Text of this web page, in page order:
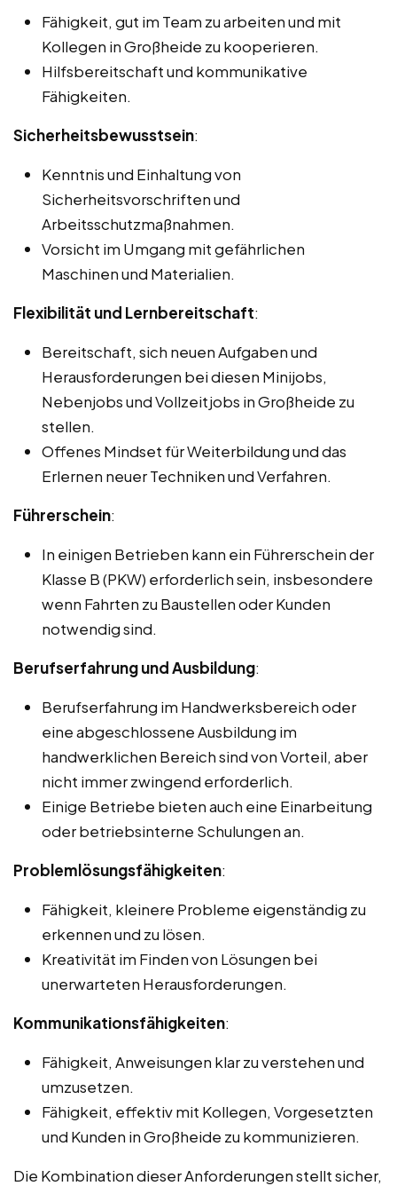
Fähigkeit, gut im Team zu arbeiten und mit
Kollegen in Großheide zu kooperieren.
Hilfsbereitschaft und kommunikative
Fähigkeiten.
Sicherheitsbewusstsein:
Kenntnis und Einhaltung von
Sicherheitsvorschriften und
Arbeitsschutzmaßnahmen.
Vorsicht im Umgang mit gefährlichen
Maschinen und Materialien.
Flexibilität und Lernbereitschaft:
Bereitschaft, sich neuen Aufgaben und
Herausforderungen bei diesen Minijobs,
Nebenjobs und Vollzeitjobs in Großheide zu
stellen.
Offenes Mindset für Weiterbildung und das
Erlernen neuer Techniken und Verfahren.
Führerschein:
In einigen Betrieben kann ein Führerschein der
Klasse B (PKW) erforderlich sein, insbesondere
wenn Fahrten zu Baustellen oder Kunden
notwendig sind.
Berufserfahrung und Ausbildung:
Berufserfahrung im Handwerksbereich oder
eine abgeschlossene Ausbildung im
handwerklichen Bereich sind von Vorteil, aber
nicht immer zwingend erforderlich.
Einige Betriebe bieten auch eine Einarbeitung
oder betriebsinterne Schulungen an.
Problemlösungsfähigkeiten:
Fähigkeit, kleinere Probleme eigenständig zu
erkennen und zu lösen.
Kreativität im Finden von Lösungen bei
unerwarteten Herausforderungen.
Kommunikationsfähigkeiten:
Fähigkeit, Anweisungen klar zu verstehen und
umzusetzen.
Fähigkeit, effektiv mit Kollegen, Vorgesetzten
und Kunden in Großheide zu kommunizieren.
Die Kombination dieser Anforderungen stellt sicher,